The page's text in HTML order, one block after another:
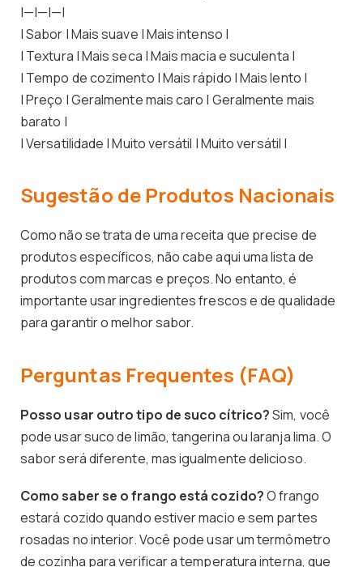
|—|—|—|
| Sabor | Mais suave | Mais intenso |
| Textura | Mais seca | Mais macia e suculenta |
| Tempo de cozimento | Mais rápido | Mais lento |
| Preço | Geralmente mais caro | Geralmente mais
barato |
| Versatilidade | Muito versátil | Muito versátil |
Sugestão de Produtos Nacionais
Como não se trata de uma receita que precise de
produtos específicos, não cabe aqui uma lista de
produtos com marcas e preços. No entanto, é
importante usar ingredientes frescos e de qualidade
para garantir o melhor sabor.
Perguntas Frequentes (FAQ)
Posso usar outro tipo de suco cítrico?Sim, você
pode usar suco de limão, tangerina ou laranja lima. O
sabor será diferente, mas igualmente delicioso.
Como saber se o frango está cozido?O frango
estará cozido quando estiver macio e sem partes
rosadas no interior. Você pode usar um termômetro
de cozinha para verificar a temperatura interna, que